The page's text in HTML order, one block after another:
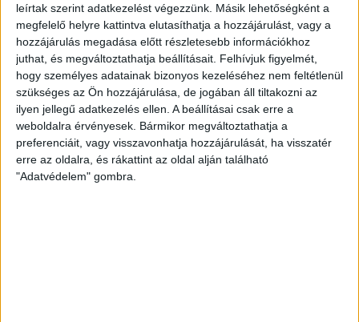
leírtak szerint adatkezelést végezzünk. Másik lehetőségként a
megfelelő helyre kattintva elutasíthatja a hozzájárulást, vagy a
hozzájárulás megadása előtt részletesebb információkhoz
juthat, és megváltoztathatja beállításait. Felhívjuk figyelmét,
hogy személyes adatainak bizonyos kezeléséhez nem feltétlenül
szükséges az Ön hozzájárulása, de jogában áll tiltakozni az
ilyen jellegű adatkezelés ellen. A beállításai csak erre a
weboldalra érvényesek. Bármikor megváltoztathatja a
preferenciáit, vagy visszavonhatja hozzájárulását, ha visszatér
erre az oldalra, és rákattint az oldal alján található
"Adatvédelem" gombra.
-
Törölköző
-
Nagy
(70
x
+ KOSÁRBA TESZEM
Kategória:Ajándéktárgy
KAPCSOLÓDÓ